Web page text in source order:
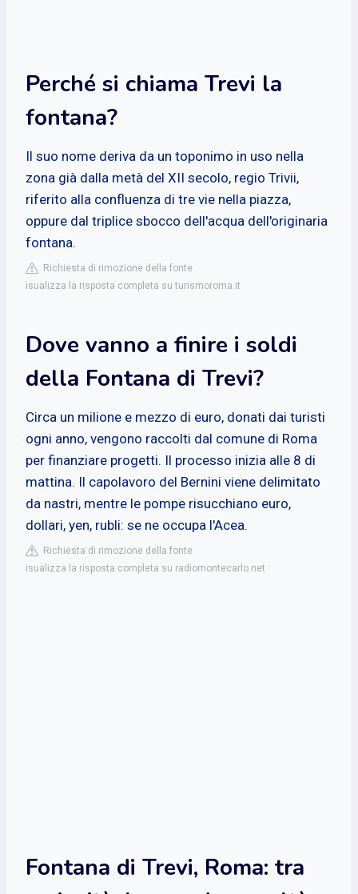
Perché si chiama Trevi la
fontana?
Il suo nome deriva da un toponimo in uso nella
zona già dalla metà del XII secolo, regio Trivii,
riferito alla confluenza di tre vie nella piazza,
oppure dal triplice sbocco dell'acqua dell'originaria
fontana.
Richiesta di rimozione della fonte
isualizza la risposta completa su turismoroma.it
Dove vanno a finire i soldi
della Fontana di Trevi?
Circa un milione e mezzo di euro, donati dai turisti
ogni anno, vengono raccolti dal comune di Roma
per finanziare progetti. Il processo inizia alle 8 di
mattina. Il capolavoro del Bernini viene delimitato
da nastri, mentre le pompe risucchiano euro,
dollari, yen, rubli: se ne occupa l'Acea.
Richiesta di rimozione della fonte
isualizza la risposta completa su radiomontecarlo.net
Fontana di Trevi, Roma: tra